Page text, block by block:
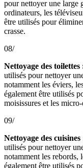
pour nettoyer une large
ordinateurs, les
être utilisés pour
crasse.
08/
Nettoyage des toilettes
utilisés pour nettoyer
notamment les éviers,
également être utilisés
moisissures et les
09/
Nettoyage des cuisines
utilisés pour nettoyer
notamment les rebords,
également être utilisés